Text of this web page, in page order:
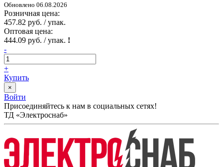
Обновлено 06.08.2026
Розничная цена:
457.82 руб. / упак.
Оптовая цена:
444.09 руб. / упак. !
-
+
Купить
×
Войти
Присоединяйтесь к нам в социальных сетях!
ТД «Электроснаб»